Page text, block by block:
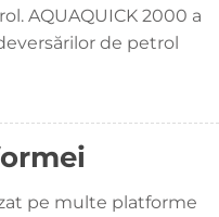
AQUAQUICK 2000 a
de petrol
pe multe platforme